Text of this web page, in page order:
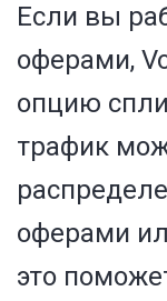
Если вы
оферами,
опцию
трафик
оферами
это